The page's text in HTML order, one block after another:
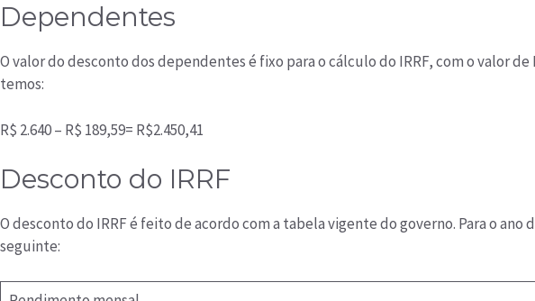
Dependentes
O valor do desconto dos dependentes é fixo para o cálculo do IRRF, com o valor de
temos:
R$ 2.640 – R$ 189,59= R$2.450,41
Desconto do IRRF
O desconto do IRRF é feito de acordo com a tabela vigente do governo. Para o ano
seguinte: